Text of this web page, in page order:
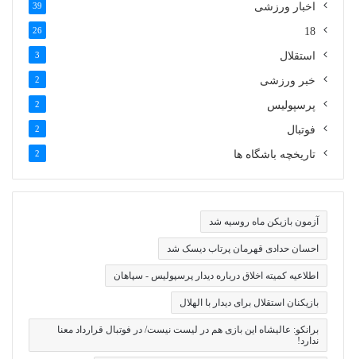
اخبار ورزشی 39
18
26
استقلال 3
خبر ورزشی 2
پرسپولیس 2
فوتبال 2
تاریخچه باشگاه ها 2
آزمون بازیکن ماه روسیه شد
احسان حدادی قهرمان پرتاب دیسک شد
اطلاعیه کمیته اخلاق درباره دیدار پرسپولیس - سپاهان
بازیکنان استقلال برای دیدار با الهلال
برانکو: عالیشاه این بازی هم در لیست نیست/ در فوتبال قرارداد معنا
ندارد!